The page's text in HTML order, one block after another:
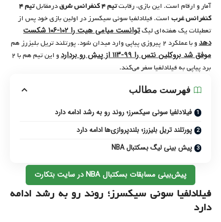
آمار و ارقام است. این بازی، رقابتتیم ۴ کنفرانس شرق درمقابل
تیم ۴
کنفرانس غرب است. فیلادلفیا سونی سیکسرز در اولین بازی خود پس از
تعطیلات یک هفته‌ای لیگ
توانست میامی هیت را ۱۰۲-۱۰۶ شکست
دهدو با عملکرد ۲ پیروزی پیاپی وارد میدان شود. پورتلند تریل بلیزرز هم
موفق شد بروکلین نتس را ۹۹-۱۱۳ از پیش رو بردارد
و این تیم هم با ۲
برد پیاپی به فیلادلفیا سفر می‌کند.
فهرست مطالب
فیلادلفیا سونی سیکسرز؛ روند رو به رشد ادامه دارد
پورتلند تریل بلیزرز؛ بلندپروازی‌ها ادامه دارد
پیش بینی لیگ بسکتبال NBA
پیش‌بینی مسابقات بسکتبال NBA در سایت بتکارت
فیلادلفیا سونی سیکسرز؛ روند رو به رشد ادامه
دارد